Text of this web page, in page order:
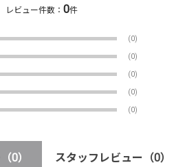
レビュー件数：0件
(0)
(0)
(0)
(0)
(0)
（0） スタッフレビュー （0）